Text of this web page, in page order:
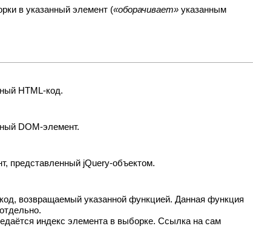
в указанный элемент ( оборачивает
указанным
HTML-код.
DOM-элемент.
представленный jQuery-объектом.
возвращаемый указанной функцией. Данная функция
индекс элемента в выборке. Ссылка на сам